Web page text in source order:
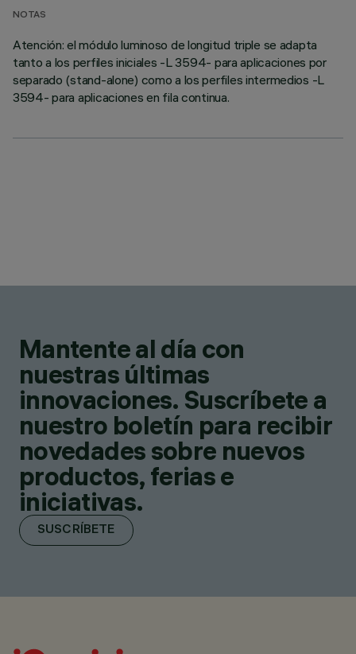
NOTAS
Atención: el módulo luminoso de longitud triple se adapta
tanto a los perfiles iniciales -L 3594- para aplicaciones por
separado (stand-alone) como a los perfiles intermedios -L
3594- para aplicaciones en fila continua.
Mantente al día con
nuestras últimas
innovaciones. Suscríbete a
nuestro boletín para recibir
novedades sobre nuevos
productos, ferias e
iniciativas.
SUSCRÍBETE